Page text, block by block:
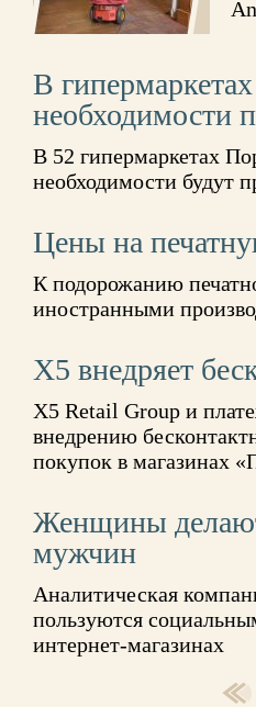
В
необходимости
В 52 гипермаркетах
необходимости будут
Цены на
К подорожанию
иностранными
X5 внедряет
X5 Retail Group и
внедрению
покупок в магазинах
Женщины
мужчин
Аналитическая
пользуются
интернет-магазинах